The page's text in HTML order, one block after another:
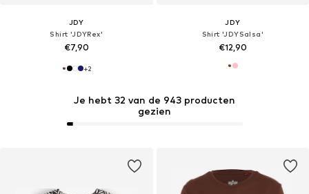
JDY
Shirt 'JDYRex'
€7,90
+2
JDY
Shirt 'JDYSalsa'
€12,90
Je hebt 32 van de 943 producten
gezien